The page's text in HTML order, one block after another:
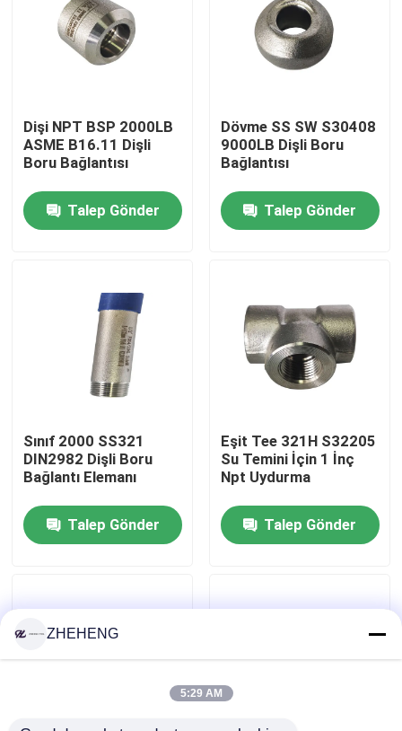
Ev
Hakkımızda
Fabrika turu
Kalite kontrol
paslanmaz çelik boru flanşı
Paslanmaz Çelik Boru Dirsek
Dişi NPT BSP 2000LB
ASME B16.11 Dişli
Boru Bağlantısı
Talep Gönder
Dövme SS SW S30408
​​9000LB Dişli Boru
Bağlantısı
Talep Gönder
Sınıf 2000 SS321
DIN2982 Dişli Boru
Bağlantı Elemanı
Talep Gönder
Eşit Tee 321H S32205
Su Temini İçin 1 İnç
Npt Uydurma
Talep Gönder
ZHEHENG
5:29 AM